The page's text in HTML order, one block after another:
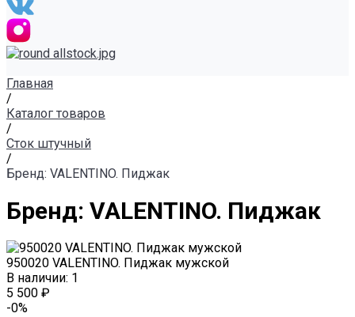
Главная
/
Каталог товаров
/
Сток штучный
/
Бренд: VALENTINO. Пиджак
Бренд: VALENTINO. Пиджак
950020 VALENTINO. Пиджак мужской
В наличии: 1
5 500 ₽
-0%